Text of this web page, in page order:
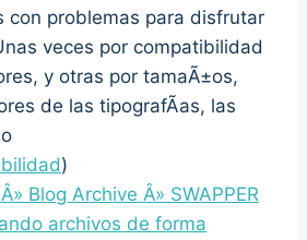
con problemas para disfrutar
veces por compatibilidad
y otras por tamaÃ±os,
de las tipografÃ­as, las
)
Blog Archive Â» SWAPPER
archivos de forma